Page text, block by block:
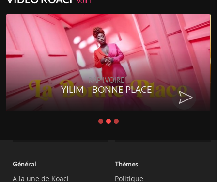
RAP IVOIRE
YILIM - BONNE PLACE
Général
A la une de Koaci
Thèmes
Politique